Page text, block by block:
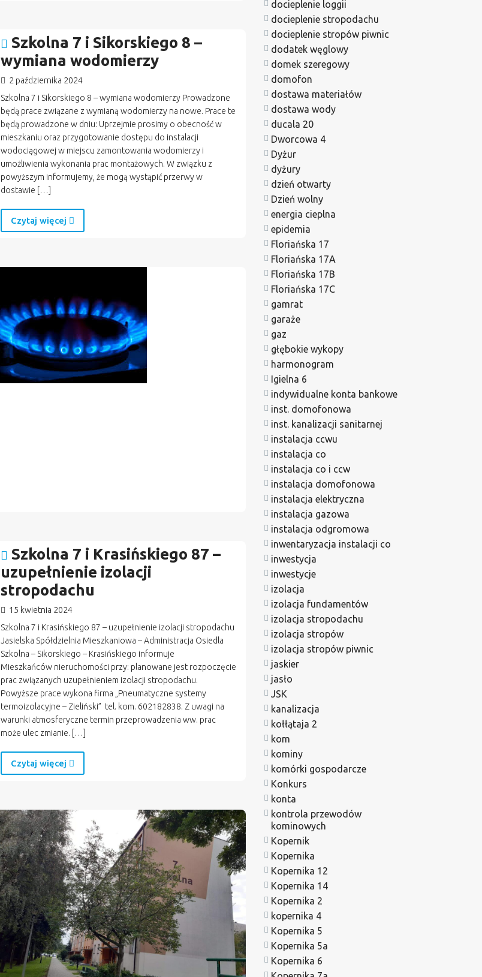
Szkolna 7 i Sikorskiego 8 –
wymiana wodomierzy
2 października 2024
Szkolna 7 i Sikorskiego 8 – wymiana wodomierzy Prowadzone
będą prace związane z wymianą wodomierzy na nowe. Prace te
będą prowadzone w dniu: Uprzejmie prosimy o obecność w
mieszkaniu oraz przygotowanie dostępu do instalacji
wodociągowej w miejscu zamontowania wodomierzy i
umożliwienia wykonania prac montażowych. W związku z
powyższym informujemy, że mogą wystąpić przerwy w
dostawie […]
Czytaj więcej
Szkolna 7 i Krasińskiego 87 –
uzupełnienie izolacji
stropodachu
15 kwietnia 2024
Szkolna 7 i Krasińskiego 87 – uzupełnienie izolacji stropodachu
Jasielska Spółdzielnia Mieszkaniowa – Administracja Osiedla
Szkolna – Sikorskiego – Krasińskiego informuje
Mieszkańców nieruchomości przy: planowane jest rozpoczęcie
prac związanych uzupełnieniem izolacji stropodachu.
Powyższe prace wykona firma „Pneumatyczne systemy
termoizolacyjne – Zieliński” tel. kom. 602182838. Z uwagi na
warunki atmosferyczne termin przeprowadzenia ww. prac
może ulec zmianie. […]
Czytaj więcej
docieplenie loggii
docieplenie stropodachu
docieplenie stropów piwnic
dodatek węglowy
domek szeregowy
domofon
dostawa materiałów
dostawa wody
ducala 20
Dworcowa 4
Dyżur
dyżury
dzień otwarty
Dzień wolny
energia cieplna
epidemia
Floriańska 17
Floriańska 17A
Floriańska 17B
Floriańska 17C
gamrat
garaże
gaz
głębokie wykopy
harmonogram
Igielna 6
indywidualne konta bankowe
inst. domofonowa
inst. kanalizacji sanitarnej
instalacja ccwu
instalacja co
instalacja co i ccw
instalacja domofonowa
instalacja elektryczna
instalacja gazowa
instalacja odgromowa
inwentaryzacja instalacji co
inwestycja
inwestycje
izolacja
izolacja fundamentów
izolacja stropodachu
izolacja stropów
izolacja stropów piwnic
jaskier
jasło
JSK
kanalizacja
kołłątaja 2
kom
kominy
komórki gospodarcze
Konkurs
konta
kontrola przewodów
kominowych
Kopernik
Kopernika
Kopernika 12
Kopernika 14
Kopernika 2
kopernika 4
Kopernika 5
Kopernika 5a
Kopernika 6